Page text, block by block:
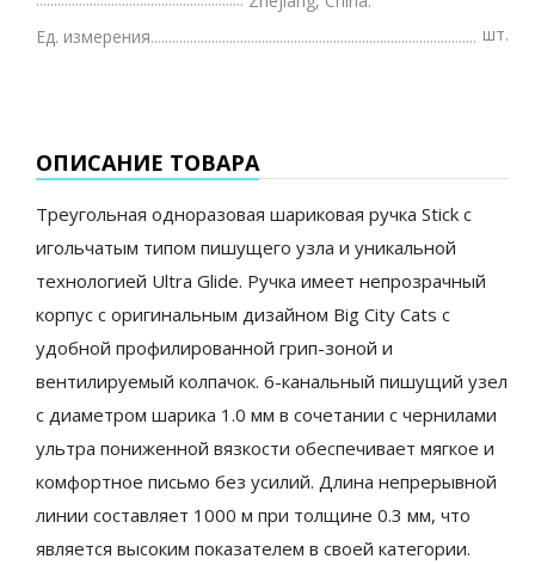
Ед. измерения
шт.
ОПИСАНИЕ ТОВАРА
Треугольная одноразовая шариковая ручка Stick с
игольчатым типом пишущего узла и уникальной
технологией Ultra Glide. Ручка имеет непрозрачный
корпус с оригинальным дизайном Big City Cats с
удобной профилированной грип-зоной и
вентилируемый колпачок. 6-канальный пишущий узел
с диаметром шарика 1.0 мм в сочетании с чернилами
ультра пониженной вязкости обеспечивает мягкое и
комфортное письмо без усилий. Длина непрерывной
линии составляет 1000 м при толщине 0.3 мм, что
является высоким показателем в своей категории.